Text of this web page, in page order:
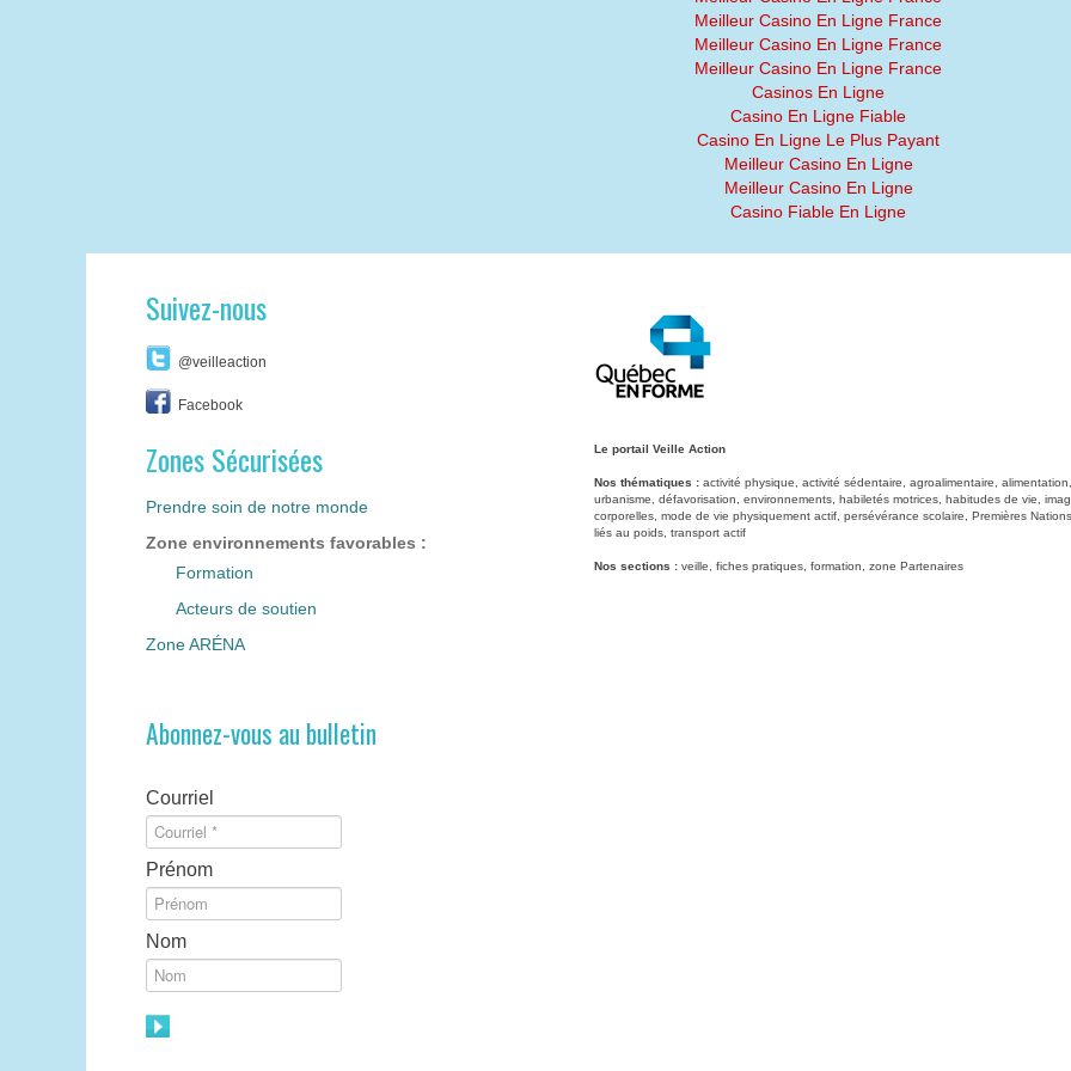
Meilleur Casino En Ligne France
Meilleur Casino En Ligne France
Meilleur Casino En Ligne France
Casinos En Ligne
Casino En Ligne Fiable
Casino En Ligne Le Plus Payant
Meilleur Casino En Ligne
Meilleur Casino En Ligne
Casino Fiable En Ligne
Suivez-nous
@veilleaction
Facebook
Zones Sécurisées
Prendre soin de notre monde
Zone environnements favorables :
Formation
Acteurs de soutien
Zone ARÉNA
Abonnez-vous au bulletin
Courriel
Prénom
Nom
Le portail Veille Action
Nos thématiques : activité physique, activité sédentaire, agroalimentaire,
urbanisme, défavorisation, environnements, habiletés motrices, habitudes de vie,
corporelles, mode de vie physiquement actif, persévérance scolaire, Premières
liés au poids, transport actif
Nos sections : veille, fiches pratiques, formation, zone Partenaires